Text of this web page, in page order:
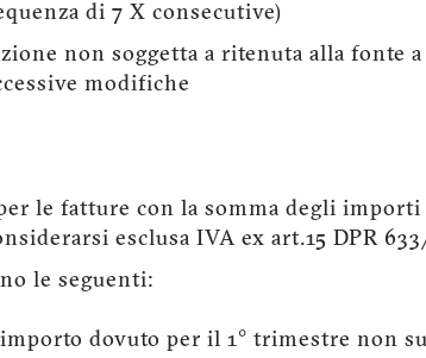
di 7 X consecutive)
non soggetta a ritenuta alla fonte
modifiche
le fatture con la somma degli importi
esclusa IVA ex art.15 DPR
le seguenti:
dovuto per il 1° trimestre non